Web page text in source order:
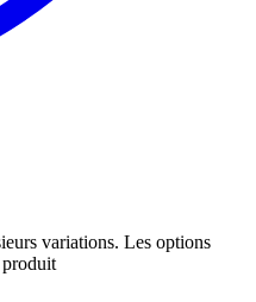
variations. Les options
produit